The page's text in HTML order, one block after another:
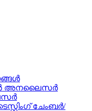
അനലൈസർ
ചേംബർ/